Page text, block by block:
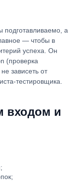
подготавливаемо, а
— чтобы в
успеха. Он
(проверка
зависеть от
тестировщика.
входом и